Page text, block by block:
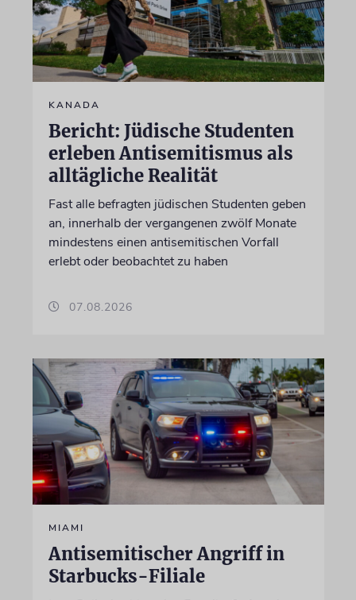
KANADA
Bericht: Jüdische Studenten
erleben Antisemitismus als
alltägliche Realität
Fast alle befragten jüdischen Studenten geben
an, innerhalb der vergangenen zwölf Monate
mindestens einen antisemitischen Vorfall
erlebt oder beobachtet zu haben
07.08.2026
MIAMI
Antisemitischer Angriff in
Starbucks-Filiale